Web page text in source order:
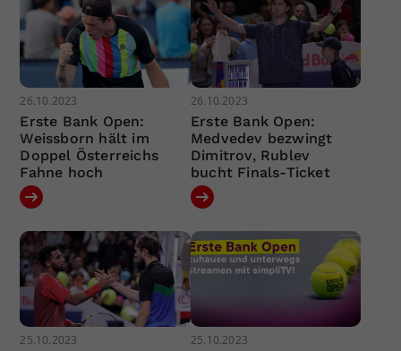
26.10.2023
Erste Bank Open:
Weissborn hält im
Doppel Österreichs
Fahne hoch
26.10.2023
Erste Bank Open:
Medvedev bezwingt
Dimitrov, Rublev
bucht Finals-Ticket
25.10.2023 25.10.2023